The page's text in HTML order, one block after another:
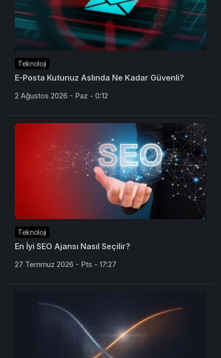
Teknoloji
E-Posta Kutunuz Aslında Ne Kadar Güvenli?
2 Ağustos 2026 - Paz - 0:12
Teknoloji
En İyi SEO Ajansı Nasıl Seçilir?
27 Temmuz 2026 - Pts - 17:27